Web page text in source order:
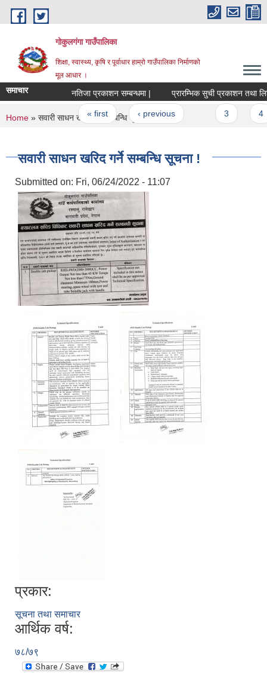
Skip to main content
गोकुलगंगा गाउँपालिका
शिक्षा, स्वास्थ्य, कृषि र पूर्वाधार हाम्रो गाउँपालिका निर्माणको
मूल आधार ।
समाचार नतिजा प्रकाशन सम्बन्धमा | प्रारम्भिक सुची प्रकाशन तथा
Pages
« first ‹ previous
You are here
Home » सवारी साधन खरिद गर्ने सम्बन्धि सूचना !
सवारी साधन खरिद गर्ने सम्बन्धि सूचना !
Submitted on: Fri, 06/24/2022 - 11:07
प्रकार:
सूचना तथा समाचार
आर्थिक वर्ष:
७८/७९